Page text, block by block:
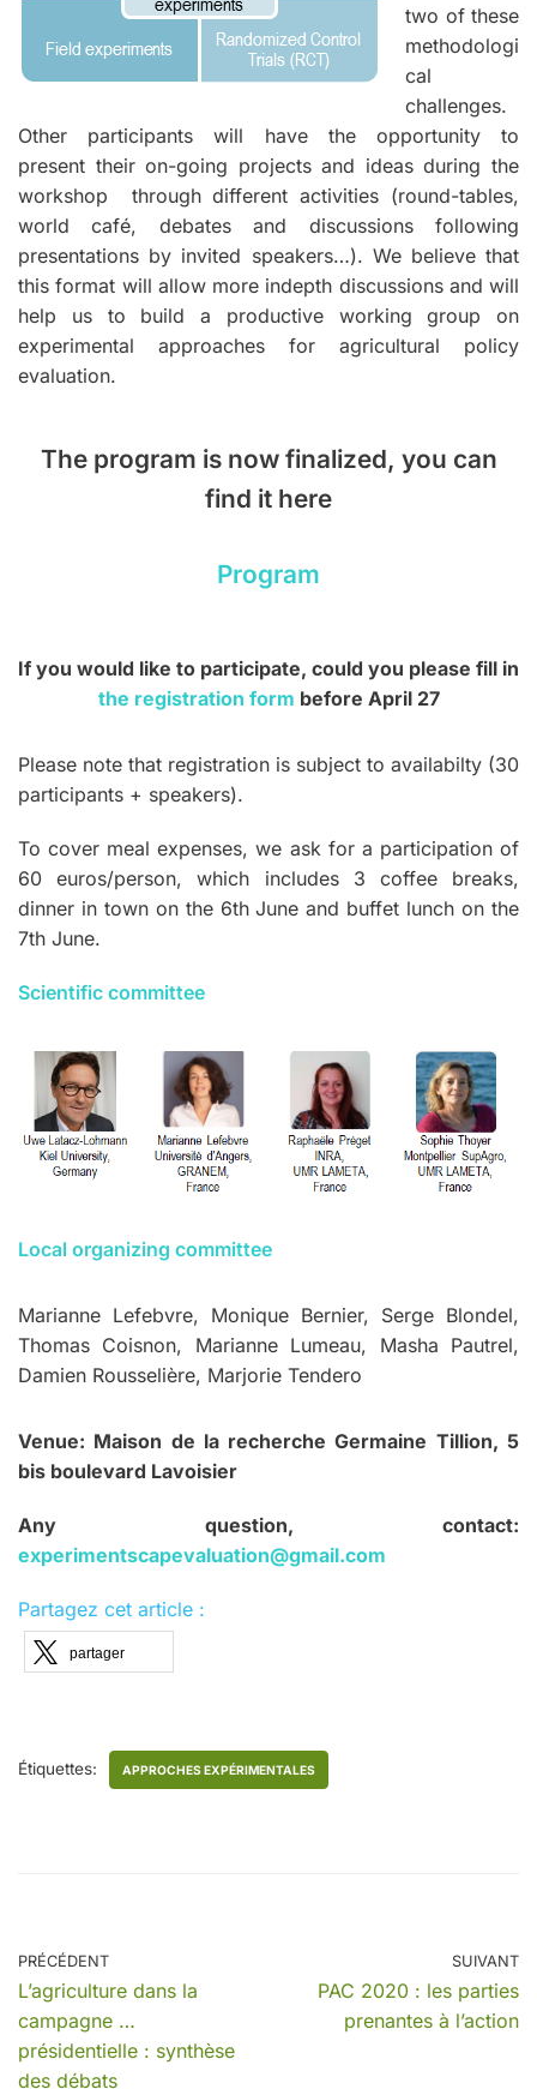
two of these
methodologi
cal
challenges.
Other participants will have the opportunity to
present their on-going projects and ideas during the
workshop through different activities (round-tables,
world café, debates and discussions following
presentations by invited speakers…). We believe that
this format will allow more indepth discussions and will
help us to build a productive working group on
experimental approaches for agricultural policy
evaluation.
The program is now finalized, you can
find it here
Program
If you would like to participate, could you please fill in
the registration form before April27
Please note that registration is subject to availabilty (30
participants + speakers).
To cover meal expenses, we ask for a participation of
60 euros/person, which includes 3 coffee breaks,
dinner in town on the 6th June and buffet lunch on the
7th June.
Scientific committee
Local organizing committee
Marianne Lefebvre, Monique Bernier, Serge Blondel,
Thomas Coisnon, Marianne Lumeau, Masha Pautrel,
Damien Rousselière, Marjorie Tendero
Venue: Maison de la recherche Germaine Tillion, 5
bis boulevard Lavoisier
Any question, contact:
experimentscapevaluation@gmail.com
Partagez cet article :
partager
Étiquettes: APPROCHES EXPÉRIMENTALES
PRÉCÉDENT
L’agriculture dans la
campagne …
présidentielle : synthèse
des débats
SUIVANT
PAC 2020 : les parties
prenantes à l’action